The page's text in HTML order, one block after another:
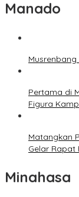
Manado
Pertama di
Figura
Matangkan
Gelar Rapat
Minahasa